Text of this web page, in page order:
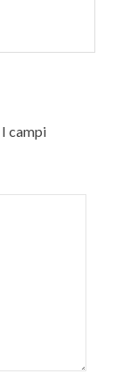
I campi